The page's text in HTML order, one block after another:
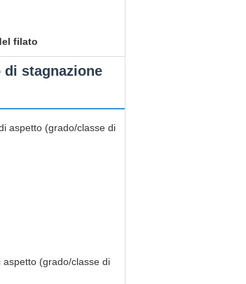
filato
di stagnazione
aspetto (grado/classe di
(grado/classe di